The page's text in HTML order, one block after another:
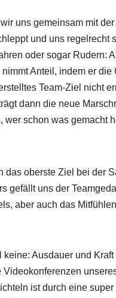
uns gemeinsam mit
und uns regelrecht
oder sogar Rudern:
Anteil, indem er
Team-Ziel nicht
dann die neue
schon was gemacht
das oberste Ziel bei der
gefällt uns der
aber auch das
Ausdauer und
ist durch eine